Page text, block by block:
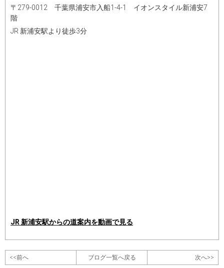
〒279-0012 千葉県浦安市入船1-4-1 イオンスタイル新浦安7
階​
JR 新浦安駅より徒歩3分
JR 新浦安駅からの道案内を動画で見る
<<前へ ブログ一覧へ戻る 次へ>>